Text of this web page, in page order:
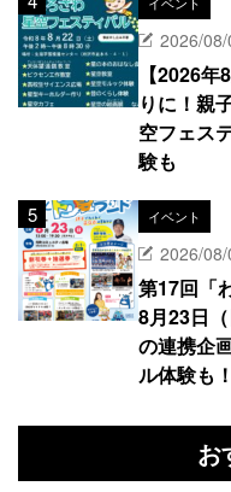
2026/
【2026
りに！親
空フェス
験も
イベント
2026/08/
第17回「
8月23日
の連携企
ル体験も！
お